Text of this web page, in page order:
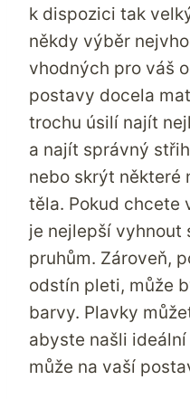
k dispozici tak
někdy výběr
vhodných pro váš
postavy docela
trochu úsilí najít
a najít správný
nebo skrýt některé
těla. Pokud chcete
je nejlepší vyhnout
pruhům. Zároveň,
odstín pleti, může
barvy. Plavky
abyste našli
může na vaší